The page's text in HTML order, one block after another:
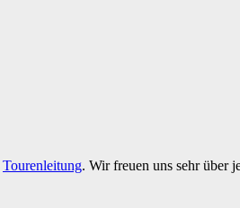
Tourenleitung. Wir freuen uns sehr über